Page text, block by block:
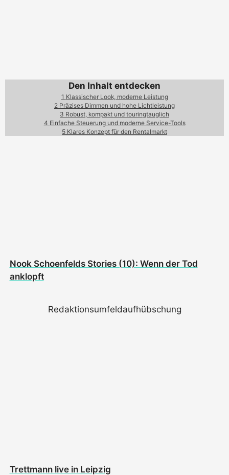
Den Inhalt entdecken
1 Klassischer Look, moderne Leistung
2 Präzises Dimmen und hohe Lichtleistung
3 Robust, kompakt und touringtauglich
4 Einfache Steuerung und moderne Service-Tools
5 Klares Konzept für den Rentalmarkt
Nook Schoenfelds Stories (10): Wenn der Tod
anklopft
Redaktionsumfeldaufhübschung
Trettmann live in Leipzig